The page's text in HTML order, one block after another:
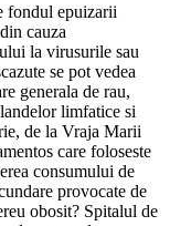
fondul epuizarii
cauza
la virusurile sau
se pot vedea
generala de rau,
limfatice si
de la Vraja Marii
care foloseste
consumului de
provocate de
obosit? Spitalul de